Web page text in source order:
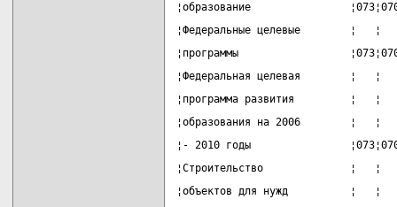
¦образование
¦Федеральные целевые
¦программы
¦Федеральная целевая
¦программа развития
¦образования на 2006
¦- 2010 годы
¦Строительство              ¦
¦объектов для нужд